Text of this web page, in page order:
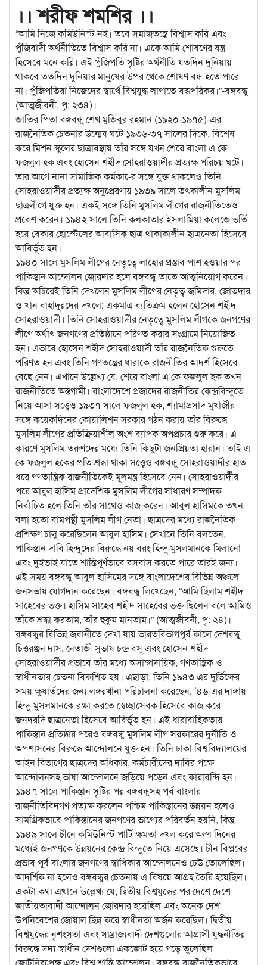
।। শরীফ শমশির ।।
“আমি নিজে কমিউনিস্ট নই। তবে সমাজতন্ত্রে বিশ্বাস করি এবং
পুঁজিবাদী অর্থনীতিতে বিশ্বাস করি না। একে আমি শোষণের যন্ত্র
হিসেবে মনে করি। এই পুঁজিপতি সৃষ্টির অর্থনীতি যতদিন দুনিয়ায়
থাকবে ততদিন দুনিয়ারমানুষের উপর থেকে শোষণ বন্ধ হতে পারে
না। পুঁজিপতিরা নিজেদের স্বার্থে বিশ্বযুদ্ধ লাগাতে বদ্ধপরিকর।”-বঙ্গবন্ধু
(আত্মজীবনী, পৃ: ২৩৪)।
জাতির পিতা বঙ্গবন্ধু শেখ মুজিবুর রহমান (১৯২০-১৯৭৫)-এর
রাজনৈতিক চেতনার উন্মেষ ঘটে ১৯৩৬-৩৭ সালের দিকে, বিশেষ
করে মিশন স্কুলের ছাত্রাবস্থায় তাঁর সঙ্গে যখন শেরে বাংলা এ কে
ফজলুল হক এবং হোসেন শহীদ সোহরাওয়ার্দীর প্রত্যক্ষ পরিচয় ঘটে।
তার আগে নানা সামাজিক কর্মকা-ের সঙ্গে যুক্ত থাকলেও তিনি
সোহরাওয়ার্দীর প্রত্যক্ষ অনুপ্রেরণায় ১৯৩৯ সালে তৎকালীন মুসলিম
ছাত্রলীগে যুক্ত হন। একই সঙ্গে তিনি মুসলিম লীগের রাজনীতিতেও
প্রবেশ করেন। ১৯৪২ সালে তিনি কলকাতার ইসলামিয়া কলেজে ভর্তি
হয়ে বেকার হোস্টেলের আবাসিক ছাত্র থাকাকালীন ছাত্রনেতা হিসেবে
আবির্ভূত হন।
১৯৪০ সালে মুসলিম লীগের নেতৃত্বে লাহোর প্রস্তাব পাশ হওয়ার পর
পাকিস্তান আন্দোলন জোরদার হলে বঙ্গবন্ধু তাতে আত্মনিয়োগ করেন।
কিন্তু অচিরেই তিনি দেখলেন মুসলিম লীগের নেতৃত্ব জমিদার, জোতদার
ও খান বাহাদুরদের দখলে; একমাত্র ব্যতিক্রম হলেন হোসেন শহীদ
সোহরাওয়ার্দী। তিনি সোহরাওয়ার্দীর নেতৃত্বে মুসলিম লীগকে জনগণের
লীগে অর্থাৎ জনগণের প্রতিষ্ঠানে পরিণত করার সংগ্রামে নিয়োজিত
হন। এভাবে হোসেন শহীদ সোহরাওয়ার্দী তাঁর রাজনৈতিক গুরুতে
পরিণত হন এবং তিনি গণতন্ত্রের ধারাকে রাজনীতির আদর্শ হিসেবে
বেছে নেন। এখানে উল্লেখ্য যে, শেরে বাংলা এ কে ফজলুল হক তখন
রাজনীতিতে অস্তগামী। বাংলাদেশে প্রজাদের রাজনীতির কেন্দ্রবিন্দুতে
নিয়ে আসা সত্ত্বেও ১৯৩৭ সালে ফজলুল হক, শ্যামাপ্রসাদ মুখার্জীর
সঙ্গে কয়েকদিনের কোয়ালিশন সরকার গঠন করায় তাঁর বিরুদ্ধে
মুসলিম লীগের প্রতিক্রিয়াশীল অংশ ব্যাপক অপপ্রচার শুরু করে। এ
কারণে মুসলিম তরুণদের মধ্যে তিনি কিছুটা জনপ্রিয়তা হারান। তাই এ
কে ফজলুল হকের প্রতি শ্রদ্ধা থাকা সত্ত্বেও বঙ্গবন্ধু সোহরাওয়ার্দীর হাত
ধরে গণতান্ত্রিক রাজনীতিকেই মূলমন্ত্র হিসেবে নেন। সোহরাওয়ার্দীর
পরে আবুল হাসিম প্রাদেশিক মুসলিম লীগের সাধারণ সম্পাদক
নির্বাচিত হলে তিনি তাঁর সাথেও কাজ করেন। আবুল হাসিমকে তখন
বলা হতো বামপন্থী মুসলিম লীগ নেতা। ছাত্রদের মধ্যে রাজনৈতিক
প্রশিক্ষণ চালু করেছিলেন আবুল হাসিম। সেখানে তিনি বলতেন,
পাকিস্তান দাবি হিন্দুদের বিরুদ্ধে নয় বরং হিন্দু-মুসলমানকে মিলানো
এবং দুইভাই যাতে শান্তিপূর্ণভাবে বসবাস করতে পারে তারই জন্য।
এই সময় বঙ্গবন্ধু আবুল হাসিমের সঙ্গে বাংলাদেশের বিভিন্ন অঞ্চলে
জনসভায় যোগদান করেছেন। বঙ্গবন্ধু লিখেছেন, “আমি ছিলাম শহীদ
সাহেবের ভক্ত। হাসিম সাহেব শহীদ সাহেবের ভক্ত ছিলেন বলে আমিও
তাঁকে শ্রদ্ধা করতাম, তাঁর হুকুম মানতাম।” (আত্মজীবনী, পৃ: ২৪)।
বঙ্গবন্ধুর বিভিন্ন জবানীতে দেখা যায় ভারতবিভাগপূর্ব কালে দেশবন্ধু
চিত্তরঞ্জন দাস, নেতাজী সুভাষ চন্দ্র বসু এবং হোসেন শহীদ
সোহরাওয়ার্দীর প্রভাবে তাঁর মধ্যে অসাম্প্রদায়িক, গণতান্ত্রিক ও
স্বাধীনতার চেতনা বিকশিত হয়। এছাড়া, তিনি ১৯৪৩ এর দুর্ভিক্ষের
সময় ক্ষুধার্তদের জন্য লঙ্গরখানা পরিচালনা করেছেন, ’৪৬-এর দাঙ্গায়
হিন্দু-মুসলমানকে রক্ষা করতে স্বেচ্ছাসেবক হিসেবে কাজ করে
জনদরদি ছাত্রনেতা হিসেবে আবির্ভূত হন। এই ধারাবাহিকতায়
পাকিস্তান প্রতিষ্ঠার পরেও বঙ্গবন্ধু মুসলিম লীগ সরকারের দুর্নীতি ও
অপশাসনের বিরুদ্ধে আন্দোলনে যুক্ত হন। তিনি ঢাকা বিশ্ববিদ্যালয়ের
আইন বিভাগের ছাত্রদের অধিকার, কর্মচারীদের দাবির পক্ষে
আন্দোলনসহ ভাষা আন্দোলনে জড়িয়ে পড়েন এবং কারাবন্দি হন।
১৯৪৭ সালে পাকিস্তান সৃষ্টির পর বঙ্গবন্ধুসহ পূর্ব বাংলার
রাজনীতিবিদগণ প্রত্যক্ষ করলেন পশ্চিম পাকিস্তানের উন্নয়ন হলেও
সামগ্রিকভাবে পাকিস্তানের জনগণের ভাগ্যের পরিবর্তন হয়নি, কিন্তু
১৯৪৯ সালে চীনে কমিউনিস্ট পার্টি ক্ষমতা দখল করে অল্প দিনের
মধ্যেই জনগণকে উন্নয়নের কেন্দ্র বিন্দুতে নিয়ে এসেছে। চীন বিপ্লবের
প্রভাব পূর্ব বাংলার জনগণের স্বাধিকার আন্দোলনেও ঢেউ তোলেছিল।
আদর্শিক না হলেও বঙ্গবন্ধুর চেতনায় এ বিষয়ে আগ্রহ তৈরি হয়েছিল।
একটা কথা এখানে উল্লেখ্য যে, দ্বিতীয় বিশ্বযুদ্ধের পর দেশে দেশে
জাতীয়তাবাদী আন্দোলন জোরদার হয়েছিল এবং অনেক দেশ
উপনিবেশের জোয়াল ছিন্ন করে স্বাধীনতা অর্জন করেছিল। দ্বিতীয়
বিশ্বযুদ্ধের নৃশংসতা এবং সাম্রাজ্যবাদী দেশগুলোর আগ্রাসী যুদ্ধনীতির
বিরুদ্ধে সদ্য স্বাধীন দেশগুলো একজোট হয়ে গড়ে তুলেছিল
জোটনিরপেক্ষ এবং বিশ্ব শান্তি আন্দোলন। বঙ্গবন্ধু রাজনৈতিকভাবে